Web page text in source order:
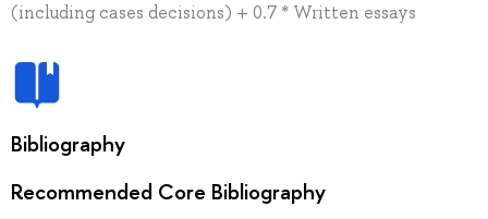
(including cases decisions) + 0.7 * Written essays
Bibliography
Recommended Core Bibliography